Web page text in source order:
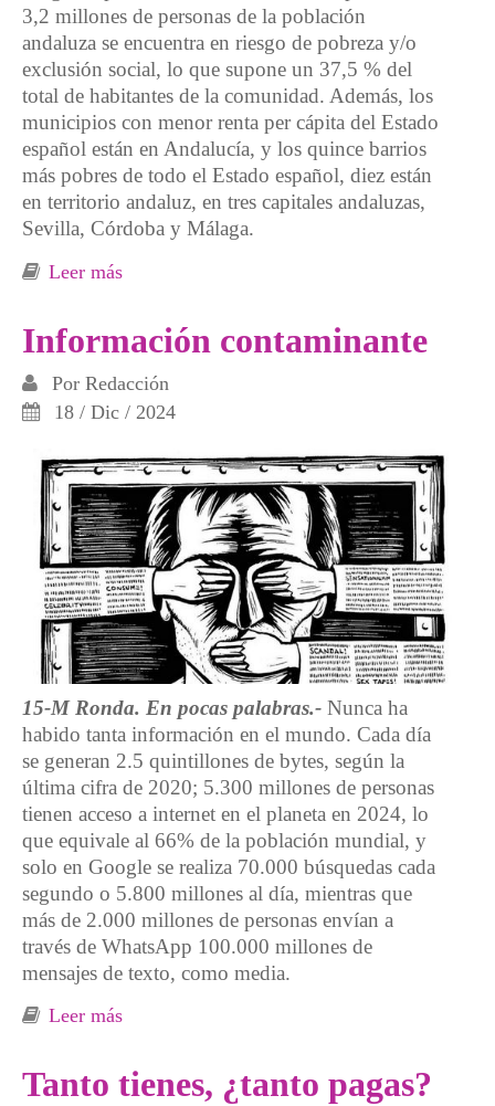
3,2 millones de personas de la población
andaluza se encuentra en riesgo de pobreza y/o
exclusión social, lo que supone un 37,5 % del
total de habitantes de la comunidad. Además, los
municipios con menor renta per cápita del Estado
español están en Andalucía, y los quince barrios
más pobres de todo el Estado español, diez están
en territorio andaluz, en tres capitales andaluzas,
Sevilla, Córdoba y Málaga.
Leer más
Información contaminante
Por Redacción
18 / Dic / 2024
15-M Ronda. En pocas palabras.- Nunca ha
habido tanta información en el mundo. Cada día
se generan 2.5 quintillones de bytes, según la
última cifra de 2020; 5.300 millones de personas
tienen acceso a internet en el planeta en 2024, lo
que equivale al 66% de la población mundial, y
solo en Google se realiza 70.000 búsquedas cada
segundo o 5.800 millones al día, mientras que
más de 2.000 millones de personas envían a
través de WhatsApp 100.000 millones de
mensajes de texto, como media.
Leer más
Tanto tienes, ¿tanto pagas?